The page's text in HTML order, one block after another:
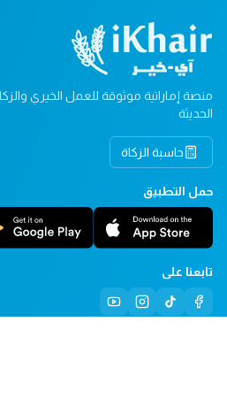
منصة إماراتية موثوقة للعمل الخيري
الحديثة
حاسبة الزكاة
حمل التطبيق
تابعنا على